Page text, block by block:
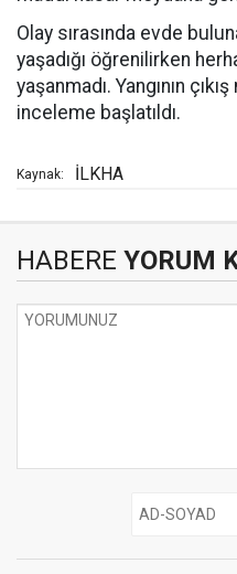
Olay sırasında evde
yaşadığı öğrenilirken
yaşanmadı. Yangının
inceleme başlatıldı.
Kaynak: İLKHA
HABERE YORUM